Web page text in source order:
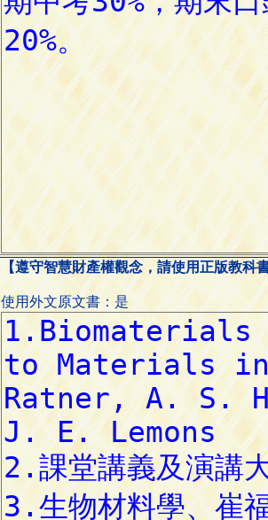
【遵守智慧財產權觀念，請使用正版教科
使用外文原文書：是